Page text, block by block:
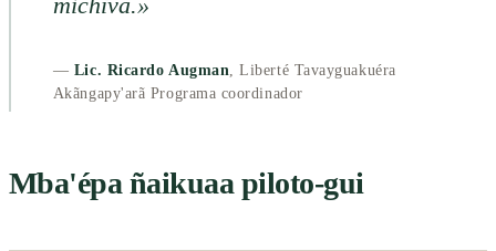
michĩva.»
— Lic. Ricardo Augman, Liberté Tavayguakuéra
Akãngapy'arã Programa coordinador
Mba'épa ñaikuaa piloto-gui